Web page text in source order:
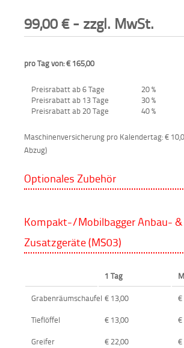
99,00€- zzgl. MwSt.
pro Tag von: € 165,00
Preisrabatt ab 6 Tage
Preisrabatt ab 13 Tage
Preisrabatt ab 20 Tage
20 %
30 %
40 %
Maschinenversicherung pro Kalendertag: €
Abzug)
Optionales Zubehör
Kompakt-/Mobilbagger Anbau- &
Zusatzgeräte (MS03)
1 Tag
Grabenräumschaufel € 13,00
€
Tieflöffel
€ 13,00
€
Greifer
€ 22,00 €